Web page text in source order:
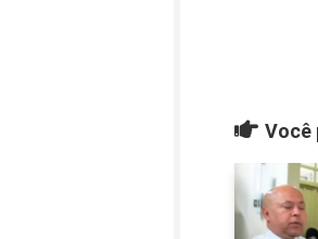
Você